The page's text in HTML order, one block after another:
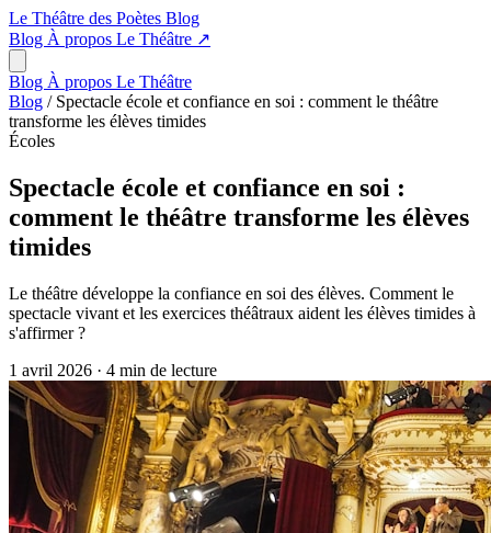
Le Théâtre des Poètes Blog
Blog À propos Le Théâtre ↗
Blog À propos Le Théâtre
Blog / Spectacle école et confiance en soi : comment le théâtre
transforme les élèves timides
Écoles
Spectacle école et confiance en soi :
comment le théâtre transforme les élèves
timides
Le théâtre développe la confiance en soi des élèves. Comment le
spectacle vivant et les exercices théâtraux aident les élèves timides à
s'affirmer ?
1 avril 2026 · 4 min de lecture